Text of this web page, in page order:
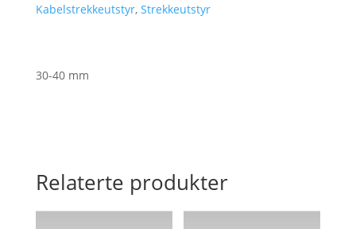
håndflettet
mm
Kabelstrekkeutstyr, Strekkeutstyr
30-40 mm
Relaterte produkter